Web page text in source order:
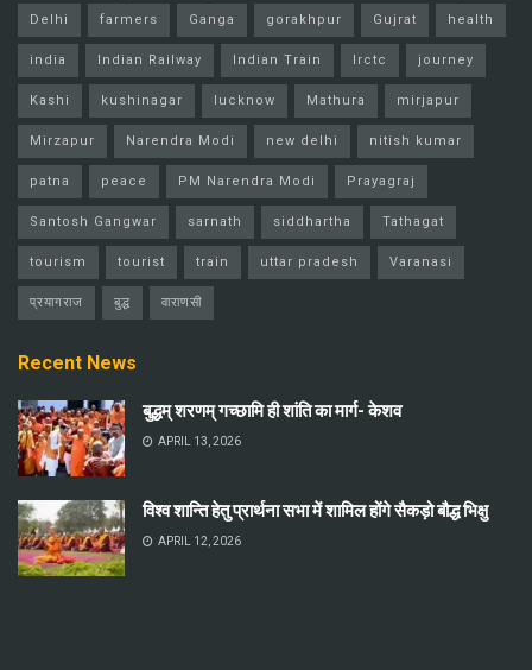
Delhi farmers Ganga gorakhpur Gujrat health
india Indian Railway Indian Train Irctc journey
Kashi kushinagar lucknow Mathura mirjapur
Mirzapur Narendra Modi new delhi nitish kumar
patna peace PM Narendra Modi Prayagraj
Santosh Gangwar sarnath siddhartha Tathagat
tourism tourist train uttar pradesh Varanasi
प्रयागराज बुद्ध वाराणसी
Recent News
बुद्धम् शरणम् गच्छामि ही शांति का मार्ग- केशव
APRIL 13, 2026
विश्व शान्ति हेतु प्रार्थना सभा में शामिल होंगे सैकड़ो बौद्ध भिक्षु
APRIL 12, 2026